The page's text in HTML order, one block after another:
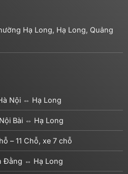
Hạ Long, Hạ Long, Quảng
Nội ⇔ Hạ Long
Bài ⇔ Hạ Long
– 11 Chỗ, xe 7 chỗ
Đằng ⇔ Hạ Long